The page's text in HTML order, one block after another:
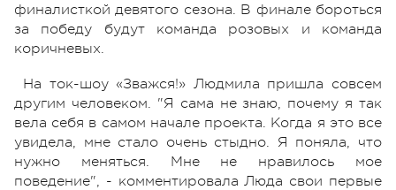
финалисткой девятого сезона. В финале бороться
за победу будут команда розовых и команда
коричневых.
На ток-шоу «Зважся!» Людмила пришла совсем
другим человеком. "Я сама не знаю, почему я так
вела себя в самом начале проекта. Когда я это все
увидела, мне стало очень стыдно. Я поняла, что
нужно меняться. Мне не нравилось мое
поведение", - комментировала Люда свои первые